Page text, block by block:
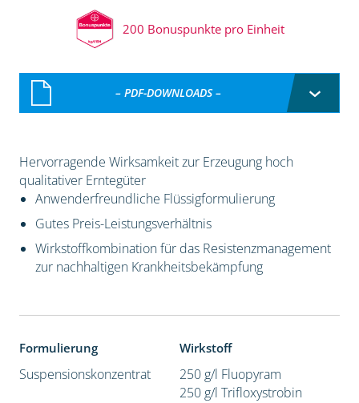
200 Bonuspunkte pro Einheit
– PDF-DOWNLOADS –
Hervorragende Wirksamkeit zur Erzeugung hoch
qualitativer Erntegüter
Anwenderfreundliche Flüssigformulierung
Gutes Preis-Leistungsverhältnis
Wirkstoffkombination für das Resistenzmanagement
zur nachhaltigen Krankheitsbekämpfung
Formulierung
Suspensionskonzentrat
Wirkstoff
250 g/l Fluopyram
250 g/l Trifloxystrobin